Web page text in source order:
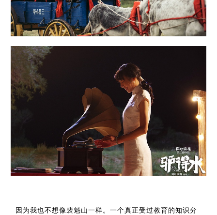
因为我也不想像裴魁山一样。一个真正受过教育的知识分